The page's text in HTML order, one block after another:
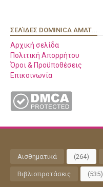
ΣΕΛΊΔΕΣ DOMINICA AMAT...
Αρχική σελίδα
Πολιτική Απορρήτου
Όροι & Προϋποθέσεις
Επικοινωνία
Αισθηματικά (264)
Βιβλιοπροτάσεις (535)